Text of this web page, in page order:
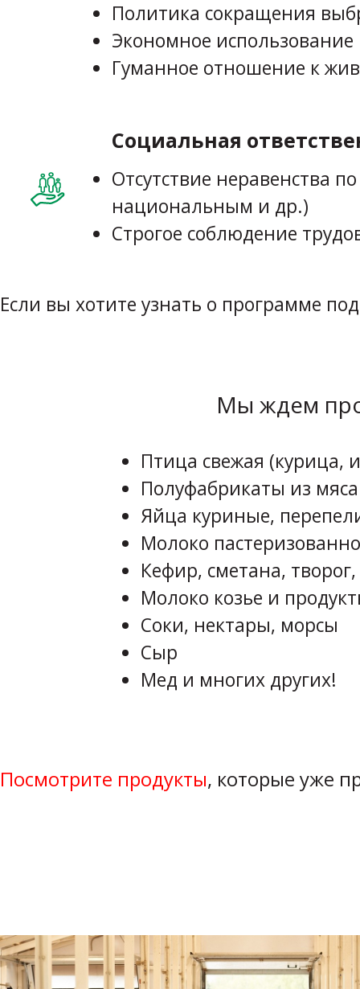
Политика сокращения
Экономное
Гуманное отношение к
Социальная
Отсутствие неравенства
национальным и др.)
Строгое соблюдение
Если вы хотите узнать о программе
Мы ждем
Птица свежая (курица,
Полуфабрикаты из
Яйца куриные,
Молоко
Кефир, сметана, творог,
Молоко козье и
Соки, нектары, морсы
Сыр
Мед и многих других!
Посмотрите продукты, которые уже